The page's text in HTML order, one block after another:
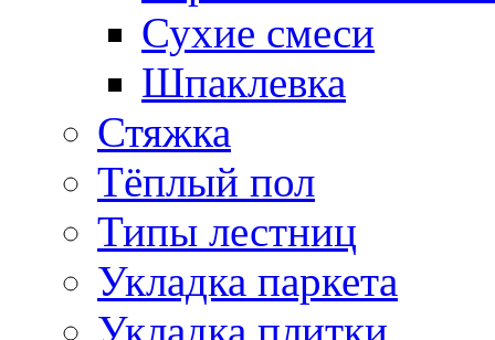
Сухие смеси
Шпаклевка
Стяжка
Тёплый пол
Типы лестниц
Укладка паркета